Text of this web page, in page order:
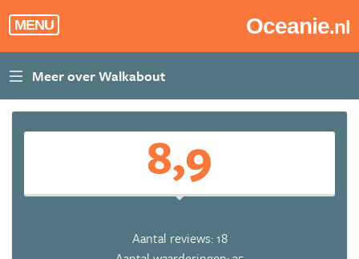
MENU Oceanie.nl
8,9
Aantal reviews: 18